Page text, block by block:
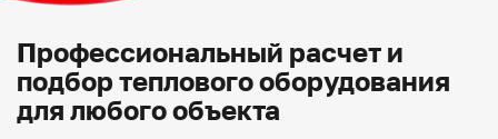
Профессиональный расчет и
подбор теплового оборудования
для любого объекта